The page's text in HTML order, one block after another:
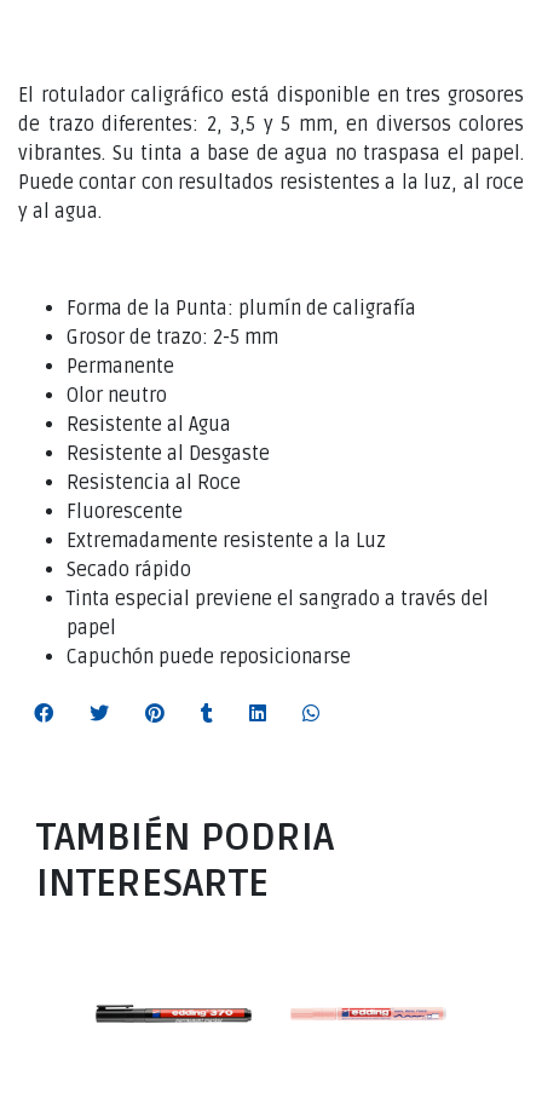
El rotulador caligráfico está disponible en tres grosores
de trazo diferentes: 2, 3,5 y 5 mm, en diversos colores
vibrantes. Su tinta a base de agua no traspasa el papel.
Puede contar con resultados resistentes a la luz, al roce
y al agua.
Forma de la Punta: plumín de caligrafía
Grosor de trazo: 2-5 mm
Permanente
Olor neutro
Resistente al Agua
Resistente al Desgaste
Resistencia al Roce
Fluorescente
Extremadamente resistente a la Luz
Secado rápido
Tinta especial previene el sangrado a través del
papel
Capuchón puede reposicionarse
TAMBIÉN PODRIA
INTERESARTE